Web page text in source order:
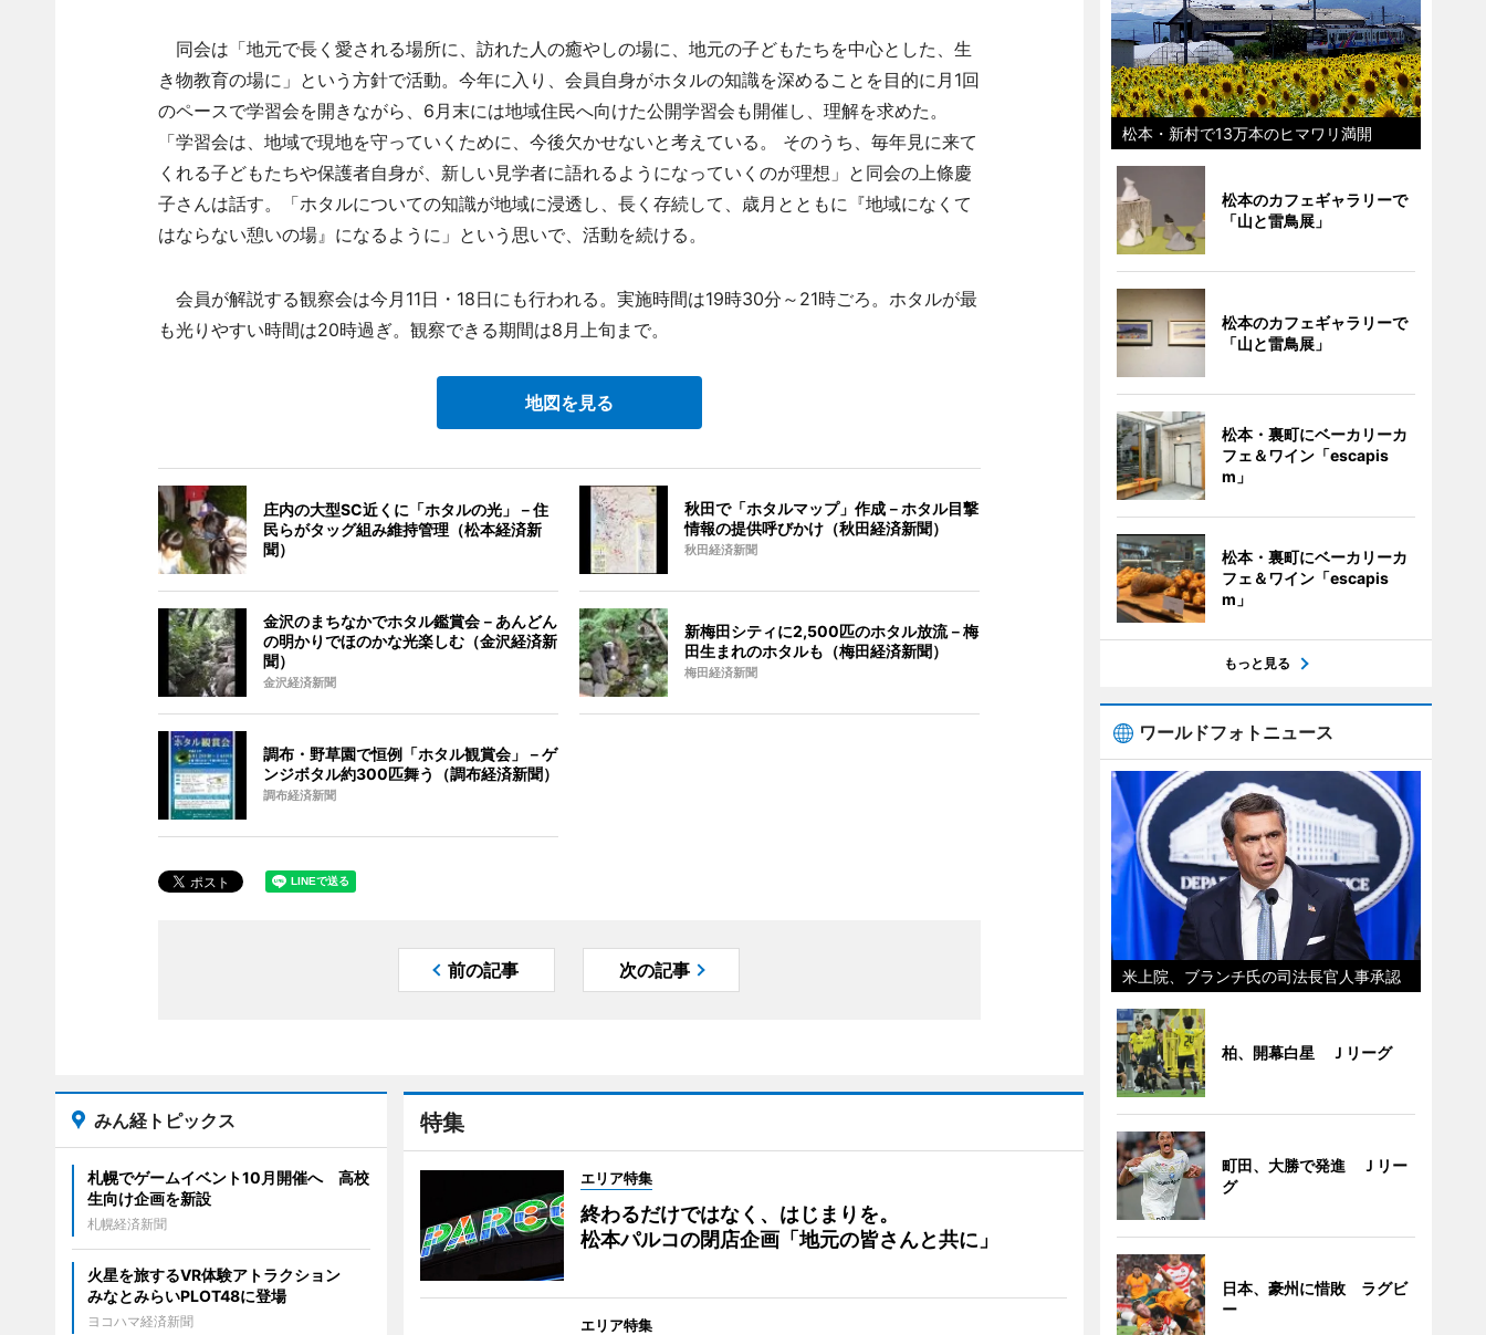
同会は「地元で長く愛される場所に、訪れた人の癒やしの場に、地元の子どもたちを中心とした、生
き物教育の場に」という方針で活動。今年に入り、会員自身がホタルの知識を深めることを目的に月1回
のペースで学習会を開きながら、6月末には地域住民へ向けた公開学習会も開催し、理解を求めた。
「学習会は、地域で現地を守っていくために、今後欠かせないと考えている。 そのうち、毎年見に来て
くれる子どもたちや保護者自身が、新しい見学者に語れるようになっていくのが理想」と同会の上條慶
子さんは話す。「ホタルについての知識が地域に浸透し、長く存続して、歳月とともに『地域になくて
はならない憩いの場』になるように」という思いで、活動を続ける。
会員が解説する観察会は今月11日・18日にも行われる。実施時間は19時30分～21時ごろ。ホタルが最
も光りやすい時間は20時過ぎ。観察できる期間は8月上旬まで。
地図を見る
庄内の大型SC近くに「ホタルの光」－住
民らがタッグ組み維持管理（松本経済新
聞）
秋田で「ホタルマップ」作成－ホタル目撃
情報の提供呼びかけ（秋田経済新聞）
秋田経済新聞
金沢のまちなかでホタル鑑賞会－あんどん
の明かりでほのかな光楽しむ（金沢経済新
聞）
金沢経済新聞
新梅田シティに2,500匹のホタル放流－梅
田生まれのホタルも（梅田経済新聞）
梅田経済新聞
調布・野草園で恒例「ホタル観賞会」－ゲ
ンジボタル約300匹舞う（調布経済新聞）
調布経済新聞
前の記事 次の記事
特集
エリア特集
終わるだけではなく、はじまりを。
松本パルコの閉店企画「地元の皆さんと共に」
エリア特集
みん経トピックス
札幌でゲームイベント10月開催へ 高校
生向け企画を新設
札幌経済新聞
火星を旅するVR体験アトラクション
みなとみらいPLOT48に登場
ヨコハマ経済新聞
松本・新村で13万本のヒマワリ満開
松本のカフェギャラリーで
「山と雷鳥展」
松本のカフェギャラリーで
「山と雷鳥展」
松本・裏町にベーカリーカ
フェ＆ワイン「escapis
m」
松本・裏町にベーカリーカ
フェ＆ワイン「escapis
m」
もっと見る
ワールドフォトニュース
米上院、ブランチ氏の司法長官人事承認
柏、開幕白星 Ｊリーグ
町田、大勝で発進 Ｊリー
グ
日本、豪州に惜敗 ラグビ
ー